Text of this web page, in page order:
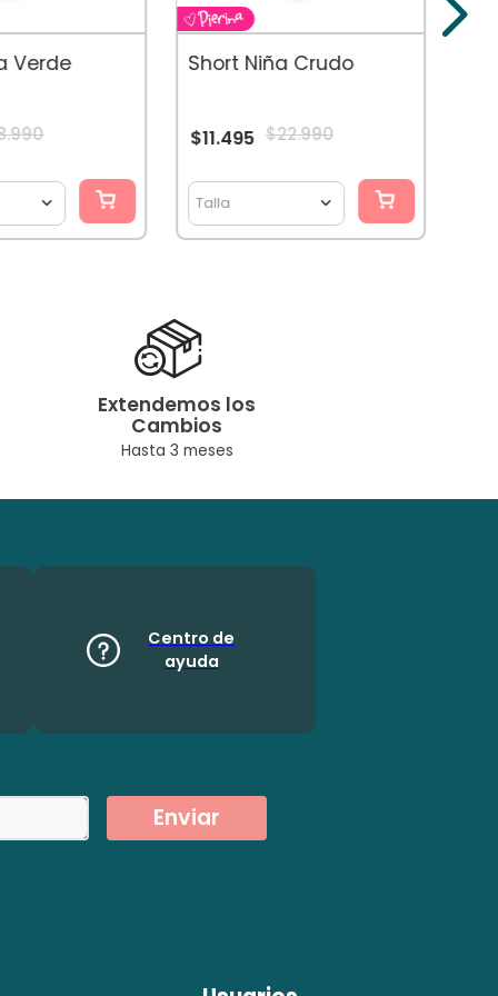
Verde
.990
Short Niña Crudo
$11.495 $22.990
Talla
Extendemos los
Cambios
Hasta 3 meses
Centro de
ayuda
Enviar